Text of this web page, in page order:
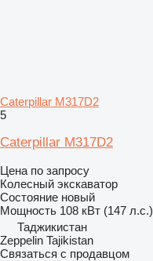
Caterpillar M317D2
5
Caterpillar M317D2
Цена по запросу
Колесный экскаватор
Состояние новый
Мощность 108 кВт (147 л.с.)
Таджикистан
Zeppelin Tajikistan
Связаться с продавцом